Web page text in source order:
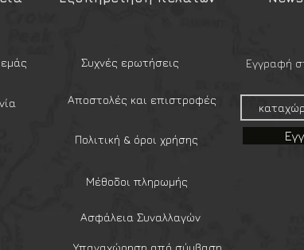
Συχνές ερωτήσεις
Αποστολές και επιστροφές
Πολιτική & όροι χρήσης
Μέθοδοι πληρωμής
Εγγραφή
Ασφάλεια Συναλλαγών
Υπαναχώρηση από σύμβαση